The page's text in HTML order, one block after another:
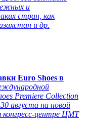
и
стран, как
и др.
Euro Shoes в
Premiere Collection
августа на новой
конгресс-центре ЦМТ